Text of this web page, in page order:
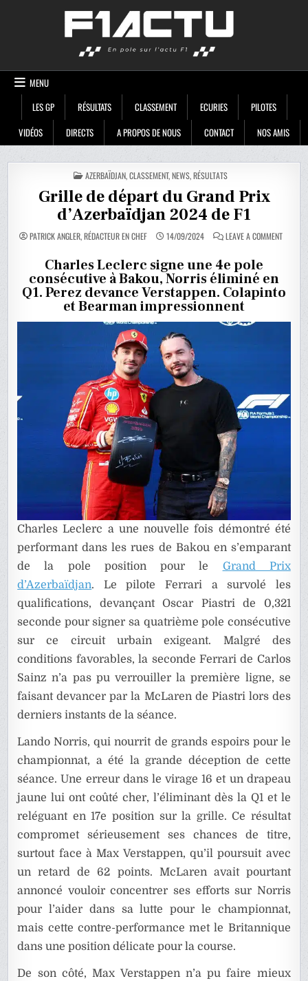
MENU
LES GP
RÉSULTATS CLASSEMENT ECURIES
PILOTES
VIDÉOS
DIRECTS A PROPOS DE NOUS CONTACT NOS AMIS
POSTED
IN
AZERBAÏDJAN,CLASSEMENT,NEWS,RÉSULTATS
Grille de départ du Grand Prix
d’Azerbaïdjan 2024 de F1
PATRICK ANGLER, RÉDACTEUR EN CHEF 14/09/2024 LEAVE A COMMENTON
GRILLE
Charles Leclerc signe une 4e pole
consécutive à Bakou, Norris éliminé en
Q1. Perez devance Verstappen. Colapinto
et Bearman impressionnent
Charles Leclerc a une nouvelle fois démontré été
performant dans les rues de Bakou en s’emparant
de la pole position pour le Grand Prix
d’Azerbaïdjan. Le pilote Ferrari a survolé les
qualifications, devançant Oscar Piastri de 0,321
seconde pour signer sa quatrième pole consécutive
sur ce circuit urbain exigeant. Malgré des
conditions favorables, la seconde Ferrari de Carlos
Sainz n’a pas pu verrouiller la première ligne, se
faisant devancer par la McLaren de Piastri lors des
derniers instants de la séance.
Lando Norris, qui nourrit de grands espoirs pour le
championnat, a été la grande déception de cette
séance. Une erreur dans le virage 16 et un drapeau
jaune lui ont coûté cher, l’éliminant dès la Q1 et le
reléguant en 17e position sur la grille. Ce résultat
compromet sérieusement ses chances de titre,
surtout face à Max Verstappen, qu’il poursuit avec
un retard de 62 points. McLaren avait pourtant
annoncé vouloir concentrer ses efforts sur Norris
pour l’aider dans sa lutte pour le championnat,
mais cette contre-performance met le Britannique
dans une position délicate pour la course.
De son côté, Max Verstappen n’a pu faire mieux